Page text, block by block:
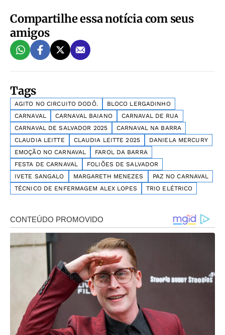
Compartilhe essa notícia com seus
amigos
Tags
AGITO NO CIRCUITO DODÔ.
BLOCO LERGADINHO
CARNAVAL
CARNAVAL BAIANO
CARNAVAL DE RUA
CARNAVAL DE SALVADOR 2025
CARNAVAL NA BARRA
CLAUDIA LEITTE
CLAUDIA LEITTE 2025
DANIELA MERCURY
EMOÇÃO NO CARNAVAL
FAROL DA BARRA
FESTA DE CARNAVAL
FOLIÕES DE SALVADOR
IVETE SANGALO
MARGARETH MENEZES
PAZ NO CARNAVAL
TÉCNICO DE ENFERMAGEM ALEX LOPES
TRIO ELÉTRICO